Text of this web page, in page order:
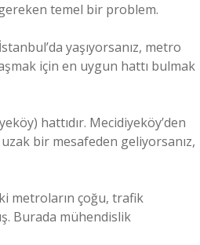
temel bir problem.
yaşıyorsanız, metro
için en uygun hattı bulmak
hattıdır. Mecidiyeköy’den
bir mesafeden geliyorsanız,
metroların çoğu, trafik
Burada mühendislik